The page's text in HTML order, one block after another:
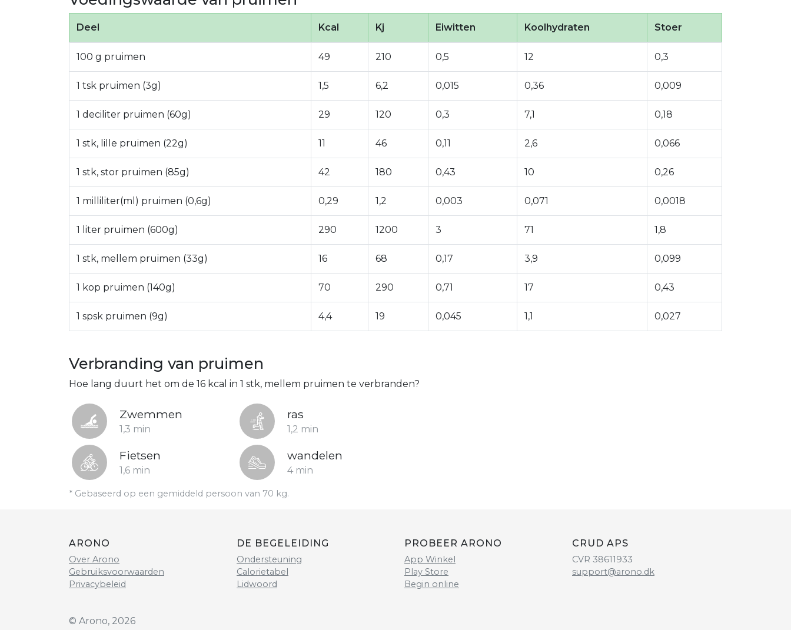
Deel Kcal Kj Eiwitten Koolhydraten Stoer
100 g pruimen 49 210 0,5 12 0,3
1 tsk pruimen (3g) 1,5 6,2 0,015 0,36 0,009
1 deciliter pruimen (60g) 29 120 0,3 7,1 0,18
1 stk, lille pruimen (22g) 11 46 0,11 2,6 0,066
1 stk, stor pruimen (85g) 42 180 0,43 10 0,26
1 milliliter(ml) pruimen (0,6g) 0,29 1,2 0,003 0,071 0,0018
1 liter pruimen (600g) 290 1200 3 71 1,8
1 stk, mellem pruimen (33g) 16 68 0,17 3,9 0,099
1 kop pruimen (140g) 70 290 0,71 17 0,43
1 spsk pruimen (9g) 4,4 19 0,045 1,1 0,027
Verbranding van pruimen
Hoe lang duurt het om de 16 kcal in 1 stk, mellem pruimen te verbranden?
Zwemmen
1,3 min
ras
1,2 min
Fietsen
1,6 min
wandelen
4 min
* Gebaseerd op een gemiddeld persoon van 70 kg.
ARONO
Over Arono
Gebruiksvoorwaarden
Privacybeleid
DE BEGELEIDING
Ondersteuning
Calorietabel
Lidwoord
PROBEER ARONO
App Winkel
Play Store
Begin online
CRUD APS
CVR 38611933
support@arono.dk
© Arono, 2026